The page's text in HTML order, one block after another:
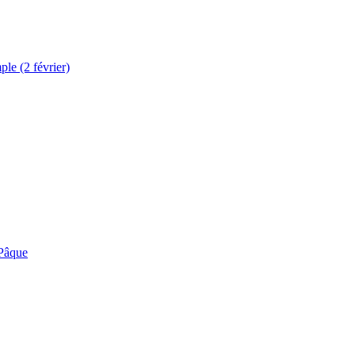
(2 février)